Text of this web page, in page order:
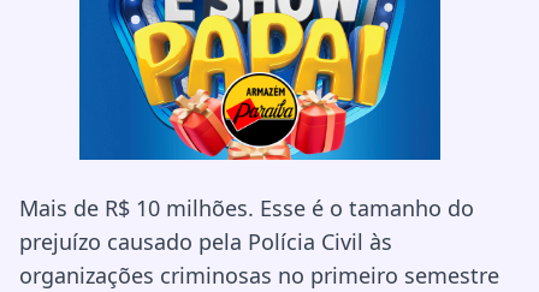
Mais de R$ 10 milhões. Esse é o tamanho do
prejuízo causado pela Polícia Civil às
organizações criminosas no primeiro semestre